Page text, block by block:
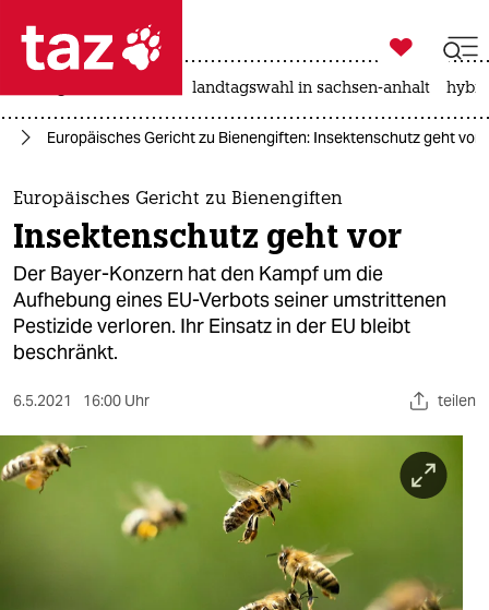
 taz zahl ich
taz zahl ich
themen
politik
öko
gesellschaft
kultur
sport
berlin

taz zahl ich
landtagswahl in sachsen-anhalt
Europäisches Gericht zu Bienengiften: Insektenschutz geht vor
Europäisches Gericht zu Bienengiften
Insektenschutz geht vor
Der Bayer-Konzern hat den Kampf um die
Aufhebung eines EU-Verbots seiner umstrittenen
Pestizide verloren. Ihr Einsatz in der EU bleibt
beschränkt.
6.5.2021 16:00 Uhr teilen